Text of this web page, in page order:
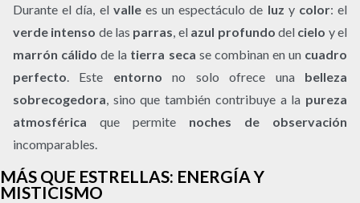
Durante el día, el vallees un espectáculo de luz y color: el
verde intenso de las parras , el azul profundo del cielo y el
marrón cálido de la tierra seca se combinan en un cuadro
perfecto . Este entorno no solo ofrece una belleza
sobrecogedora , sino que también contribuye a la pureza
atmosférica que permite noches de observación
incomparables.
MÁS QUE ESTRELLAS: ENERGÍA Y
MISTICISMO